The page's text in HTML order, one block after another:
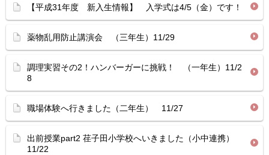
【平成31年度 新入生情報】 入学式は4/5（金）です！
薬物乱用防止講演会 （三年生）11/29
調理実習その2！ハンバーガーに挑戦！ （一年生）11/2
8
職場体験へ行きました（二年生） 11/27
出前授業part2 荏子田小学校へいきました（小中連携）
11/22